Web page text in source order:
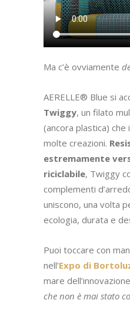
Ma c’è ovviamente
AERELLE® Blue si
Twiggy, un filato
(ancora plastica)
molte creazioni.
estremamente
riciclabile, Twiggy
complementi
uniscono, una volta
ecologia, durata e
Puoi toccare con
nell’Expo di
mare
che non è mai stato